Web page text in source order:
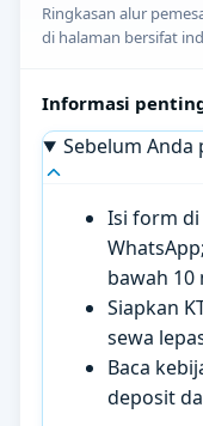
Ringkasan alur
di halaman bersifat
Informasi
Sebelum Anda
Isi form
bawah 10
Siapkan
sewa
Baca
deposit